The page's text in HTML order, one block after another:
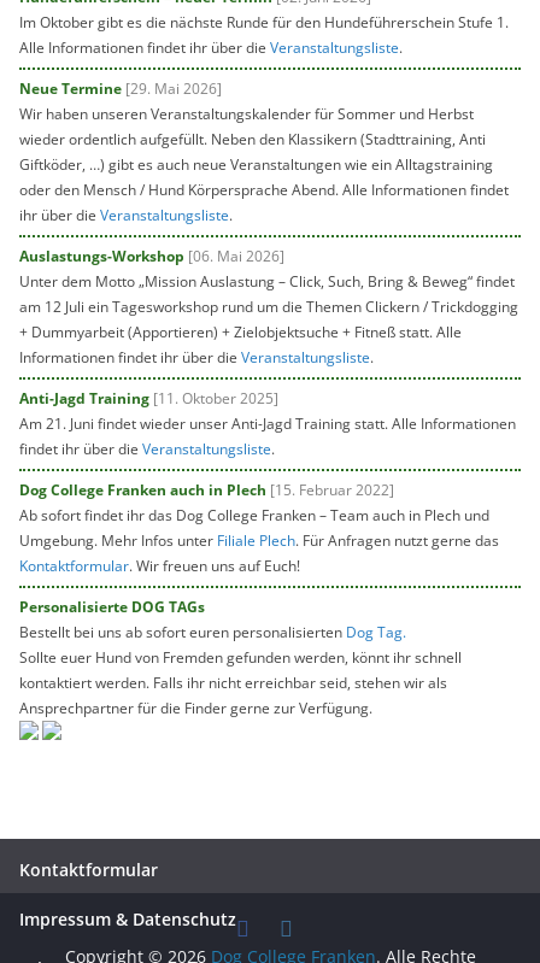
Im Oktober gibt es die nächste Runde für den Hundeführerschein Stufe 1.
Alle Informationen findet ihr über die Veranstaltungsliste.
Neue Termine [29. Mai 2026]
Wir haben unseren Veranstaltungskalender für Sommer und Herbst
wieder ordentlich aufgefüllt. Neben den Klassikern (Stadttraining, Anti
Giftköder, …) gibt es auch neue Veranstaltungen wie ein Alltagstraining
oder den Mensch / Hund Körpersprache Abend. Alle Informationen findet
ihr über die Veranstaltungsliste.
Auslastungs-Workshop [06. Mai 2026]
Unter dem Motto „Mission Auslastung – Click, Such, Bring & Beweg“ findet
am 12 Juli ein Tagesworkshop rund um die Themen Clickern / Trickdogging
+ Dummyarbeit (Apportieren) + Zielobjektsuche + Fitneß statt. Alle
Informationen findet ihr über die Veranstaltungsliste.
Anti-Jagd Training [11. Oktober 2025]
Am 21. Juni findet wieder unser Anti-Jagd Training statt. Alle Informationen
findet ihr über die Veranstaltungsliste.
Dog College Franken auch in Plech [15. Februar 2022]
Ab sofort findet ihr das Dog College Franken – Team auch in Plech und
Umgebung. Mehr Infos unter Filiale Plech. Für Anfragen nutzt gerne das
Kontaktformular. Wir freuen uns auf Euch!
Personalisierte DOG TAGs
Bestellt bei uns ab sofort euren personalisierten Dog Tag.
Sollte euer Hund von Fremden gefunden werden, könnt ihr schnell
kontaktiert werden. Falls ihr nicht erreichbar seid, stehen wir als
Ansprechpartner für die Finder gerne zur Verfügung.
Kontaktformular
Impressum & Datenschutz
Copyright © 2026 Dog College Franken. Alle Rechte